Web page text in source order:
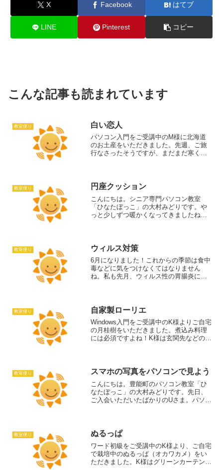
X Facebook はてブ
LINE Pinterest コピー
こんな記事も読まれています
教室便り 白い恋人
パソコン入門をご受講中のM様に北海道
のお土産をいただきました。先週、ご旅
行なさったそうですが、まだまだ寒くて
付け下さいね。今日は久しぶりのレッ...
教室便り 円座クッション
こんにちは。シニア専門パソコン教室
「ひなたぼっこ」の大村みどりです。や
っと少しずつ暖かくなってきましたね。
かれこれ、4年ほど経ちまし...
教室便り ウィルス対策
6月になりました！これからの季節は食中
毒などに気をつけなくてはなりません
ね。私も先月、ウィルス性の胃腸炎にか
ンにウイルス対策ソフトを...
教室便り 自家製ローリエ
Windows入門をご受講中のK様よりご自宅
の月桂樹をいただきました。煮込み料理
には必須ですよね！K様は玄関先などの消
のを、教室に...
教室便り スマホの写真をパソコンで見よう
こんにちは。豊能町のパソコン教室「ひ
なたぼっこ」の大村みどりです。先日、
ご入会いただいたばかりのUさま。パソコ
では、パソコンでどんな...
教室便り ぬるっぱ
ワード初級をご受講中のK様より、ご自宅
で栽培中のぬるっぱ（オカワカメ）をい
ただきました。K様はグリーンカーテンと